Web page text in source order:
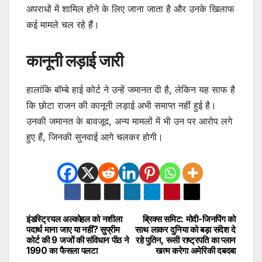
अपराधों में शामिल होने के लिए जाना जाता है और उनके खिलाफ
कई मामले चल रहे हैं।
कानूनी लड़ाई जारी
हालांकि बॉम्बे हाई कोर्ट ने उन्हें जमानत दी है, लेकिन यह साफ है
कि छोटा राजन की कानूनी लड़ाई अभी समाप्त नहीं हुई है।
उनकी जमानत के बावजूद, अन्य मामलों में भी उन पर आरोप लगे
हुए हैं, जिनकी सुनवाई आगे चलकर होगी।
Post
navigation
ब्रिक्स समिट: मोदी-जिनपिंग को
साथ लाकर दुनिया को बड़ा संदेश दे
रहे पुतिन, रूसी राष्ट्रपति का प्लान
खत्म करेगा अमेरिकी दबदबा
इंडस्ट्रियल अल्कोहल को नशीला
पदार्थ माना जाए या नहीं? सुप्रीम
कोर्ट की 9 जजों की संविधान पीठ ने
1990 का फैसला पलटा